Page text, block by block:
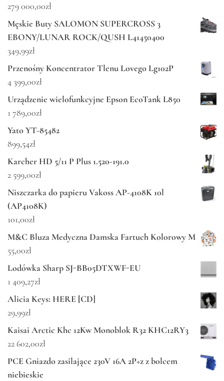
279 000,00zł
Męskie Buty SALOMON SUPERCROSS 3
EBONY/LUNAR ROCK/QUSH L41450400
349,99zł
Przenośny Koncentrator Tlenu Lovego Lg102P
4 399,00zł
Urządzenie wielofunkcyjne Epson EcoTank L850
1 789,00zł
Yato YT-85482
899,54zł
Karcher HD 5/11 P Plus 1.520-191.0
2 599,00zł
Niszczarka do papieru Vakoss AP-4108K 10l
(AP4108K)
101,00zł
M&C Bluza Medyczna Damska Fartuch Kolorowy M
55,00zł
Lodówka Sharp SJ-BB05DTXWF-EU
1 409,27zł
Alicia Keys: HERE [CD]
29,99zł
Kaisai Arctic Khc 12Kw Monoblok R32 KHC12RY3
22 602,00zł
PCE Gniazdo zasilające 230V 16A 2P+z z bolcem
niebieskie